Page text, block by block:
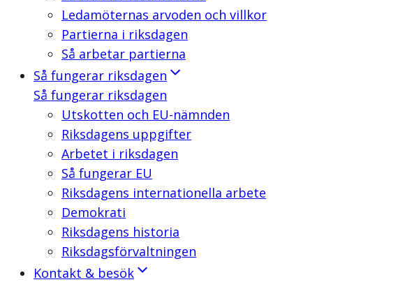
Ledamöternas arvoden och villkor
Partierna i riksdagen
Så arbetar partierna
Så fungerar riksdagen
Så fungerar riksdagen
Utskotten och EU-nämnden
Riksdagens uppgifter
Arbetet i riksdagen
Så fungerar EU
Riksdagens internationella arbete
Demokrati
Riksdagens historia
Riksdagsförvaltningen
Kontakt & besök